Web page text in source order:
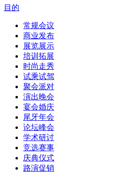
目的
常规会议
商业发布
展览展示
培训拓展
时尚走秀
试乘试驾
聚会派对
演出晚会
宴会婚庆
尾牙年会
论坛峰会
学术研讨
竞选赛事
庆典仪式
路演促销